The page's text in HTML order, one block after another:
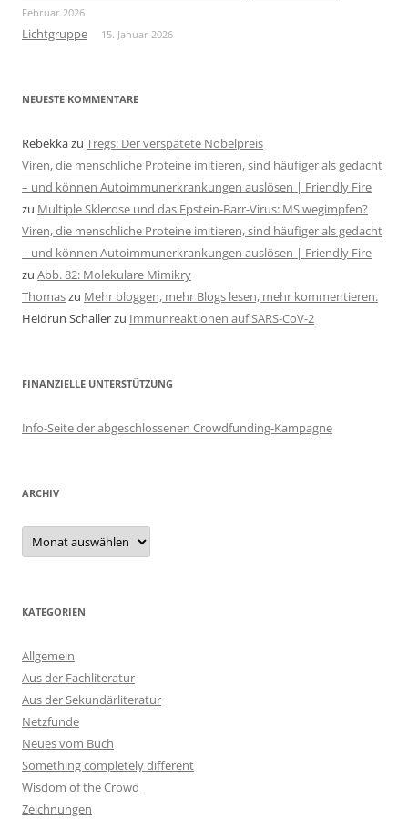
Februar 2026
Lichtgruppe 15. Januar 2026
NEUESTE KOMMENTARE
Rebekkazu Tregs: Der verspätete Nobelpreis
Viren, die menschliche Proteine imitieren, sind häufiger als gedacht
– und können Autoimmunerkrankungen auslösen | Friendly Fire
zu Multiple Sklerose und das Epstein-Barr-Virus: MS wegimpfen?
Viren, die menschliche Proteine imitieren, sind häufiger als gedacht
– und können Autoimmunerkrankungen auslösen | Friendly Fire
zu Abb. 82: Molekulare Mimikry
Thomaszu Mehr bloggen, mehr Blogs lesen, mehr kommentieren.
Heidrun Schallerzu Immunreaktionen auf SARS-CoV-2
FINANZIELLE UNTERSTÜTZUNG
Info-Seite der abgeschlossenen Crowdfunding-Kampagne
ARCHIV
Archiv
KATEGORIEN
Allgemein
Aus der Fachliteratur
Aus der Sekundärliteratur
Netzfunde
Neues vom Buch
Something completely different
Wisdom of the Crowd
Zeichnungen